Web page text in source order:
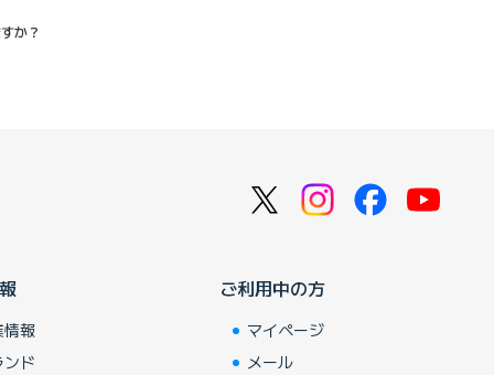
か？
情報
ンド
ご利用中の方
マイページ
メール